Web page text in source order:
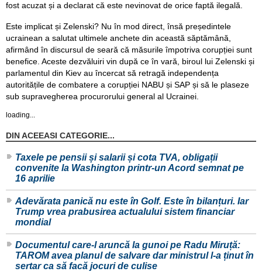
fost acuzat și a declarat că este nevinovat de orice faptă ilegală.
Este implicat și Zelenski? Nu în mod direct, însă președintele
ucrainean a salutat ultimele anchete din această săptămână,
afirmând în discursul de seară că măsurile împotriva corupției sunt
benefice. Aceste dezvăluiri vin după ce în vară, biroul lui Zelenski și
parlamentul din Kiev au încercat să retragă independența
autoritățile de combatere a corupției NABU și SAP și să le plaseze
sub supravegherea procurorului general al Ucrainei.
loading...
DIN ACEEASI CATEGORIE...
Taxele pe pensii și salarii și cota TVA, obligații
convenite la Washington printr-un Acord semnat pe
16 aprilie
Adevărata panică nu este în Golf. Este în bilanțuri. Iar
Trump vrea prabusirea actualului sistem financiar
mondial
Documentul care-l aruncă la gunoi pe Radu Miruță:
TAROM avea planul de salvare dar ministrul l-a ținut în
sertar ca să facă jocuri de culise